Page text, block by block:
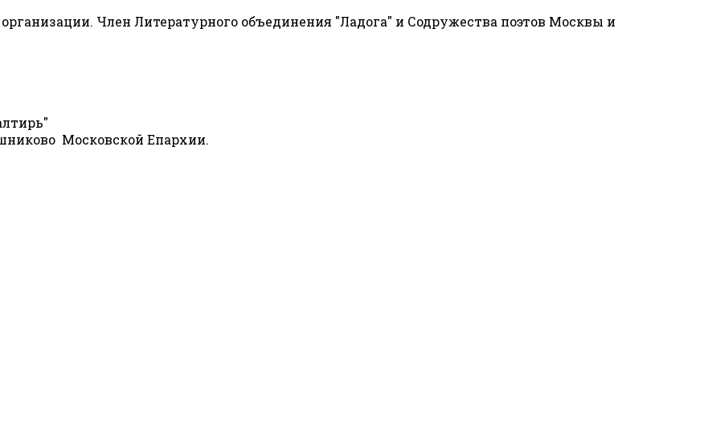
Член Литературного объединения "Ладога" и Содружества поэтов Москвы и
Московской Епархии.